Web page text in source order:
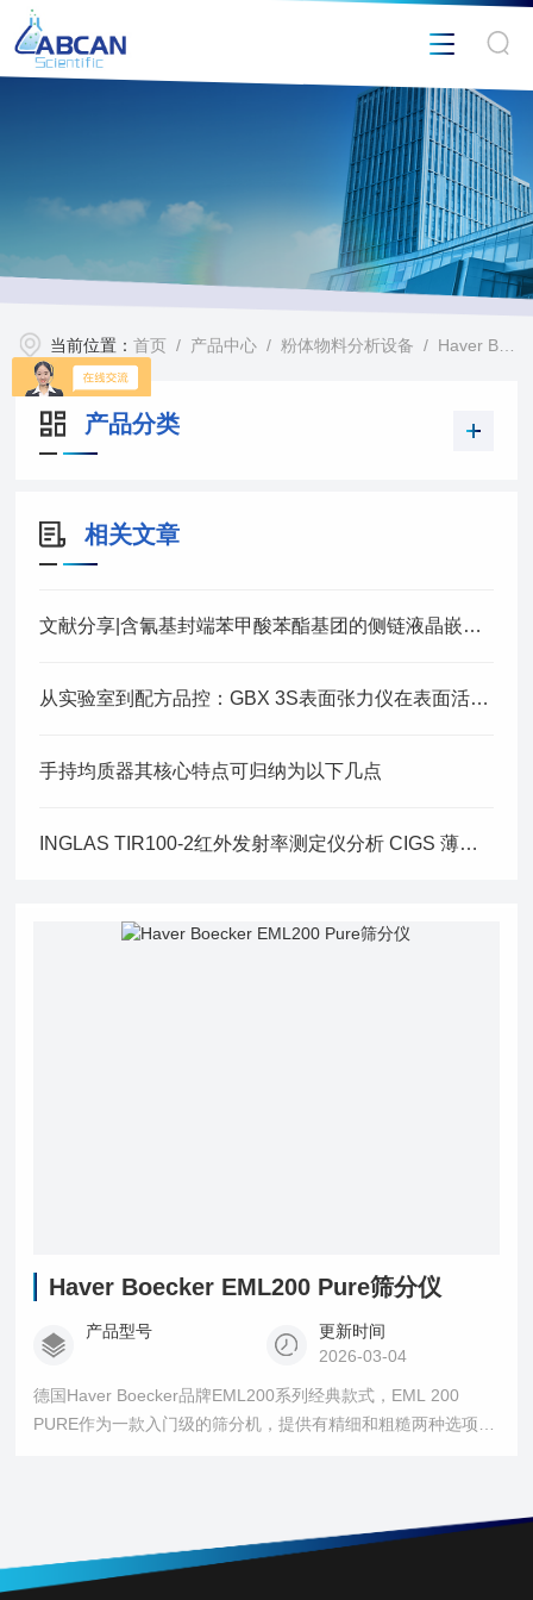
当前位置：首页 / 产品中心 / 粉体物料分析设备 / Haver Boecker EML200 Pure筛分仪
产品分类
相关文章
文献分享|含氰基封端苯甲酸苯酯基团的侧链液晶嵌段共聚物的合成与表征
从实验室到配方品控：GBX 3S表面张力仪在表面活性体系中的全场景应用
手持均质器其核心特点可归纳为以下几点
INGLAS TIR100-2红外发射率测定仪分析 CIGS 薄膜技术的应用
Haver Boecker EML200 Pure筛分仪
产品型号
更新时间
2026-03-04
德国Haver Boecker品牌EML200系列经典款式，EML 200
PURE作为一款入门级的筛分机，提供有精细和粗糙两种选项模
用金属丝编织，金属板上打孔或电